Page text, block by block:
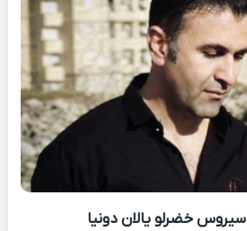
سیروس خضرلو‌ یالان دونیا